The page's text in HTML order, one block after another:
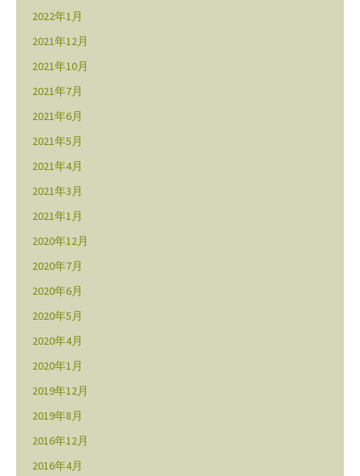
2022年1月
2021年12月
2021年10月
2021年7月
2021年6月
2021年5月
2021年4月
2021年3月
2021年1月
2020年12月
2020年7月
2020年6月
2020年5月
2020年4月
2020年1月
2019年12月
2019年8月
2016年12月
2016年4月